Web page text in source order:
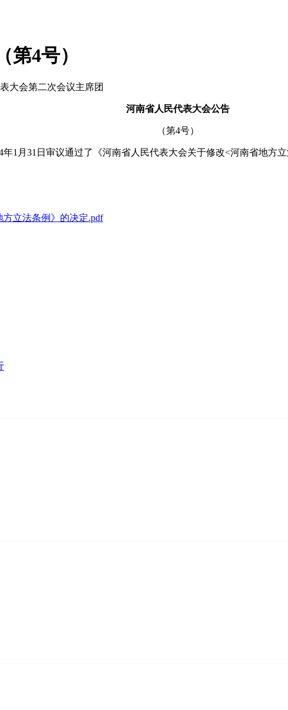
4号）
大会第二次会议主席团
河南省人民代表大会公告
（第4号）
月31日审议通过了《河南省人民代表大会关于修改<河南省地方立
立法条例》的决定.pdf